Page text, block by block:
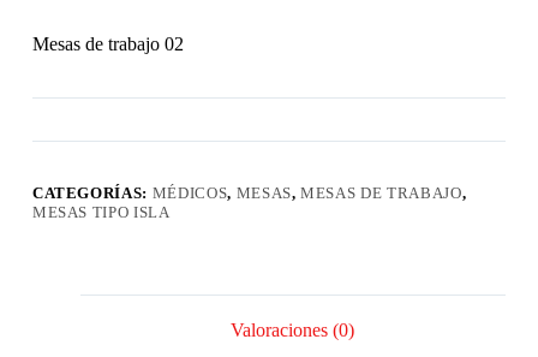
Mesas de trabajo 02
CATEGORÍAS: MÉDICOS, MESAS,MESAS DE TRABAJO,
MESAS TIPO ISLA
Valoraciones (0)